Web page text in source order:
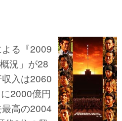
る『2009
況」が28
入は2060
2000億円
高の2004